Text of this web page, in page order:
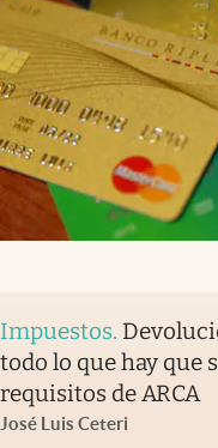
Impuestos.
todo lo que hay que
requisitos de ARCA
José Luis Ceteri